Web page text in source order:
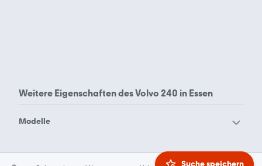
Suche speichern
Weitere Eigenschaften desVolvo 240 in Essen
Modelle
Volvo 262